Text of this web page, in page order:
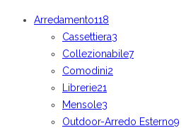
Arredamento118
Cassettiera3
Collezionabile7
Comodini2
Librerie21
Mensole3
Outdoor-Arredo Esterno9